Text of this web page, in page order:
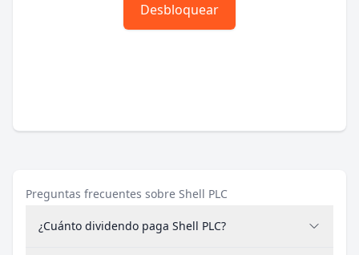
Desbloquear
Preguntas frecuentes sobre Shell PLC
¿Cuánto dividendo paga Shell PLC?